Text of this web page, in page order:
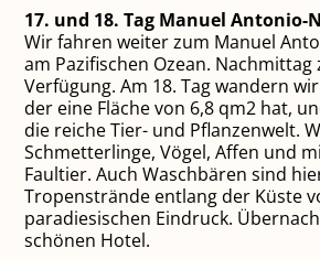
17. und 18. Tag Manuel
Wir fahren weiter zum Manuel
am Pazifischen Ozean. Nachmittag
Verfügung. Am 18. Tag wandern
der eine Fläche von 6,8 qm2 hat,
die reiche Tier- und Pflanzenwelt.
Schmetterlinge, Vögel, Affen und
Faultier. Auch Waschbären sind
Tropenstrände entlang der Küste
paradiesischen Eindruck.
schönen Hotel.